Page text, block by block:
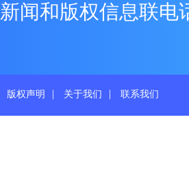
新闻和版权信息联电
版权声明 | 关于我们 | 联系我们